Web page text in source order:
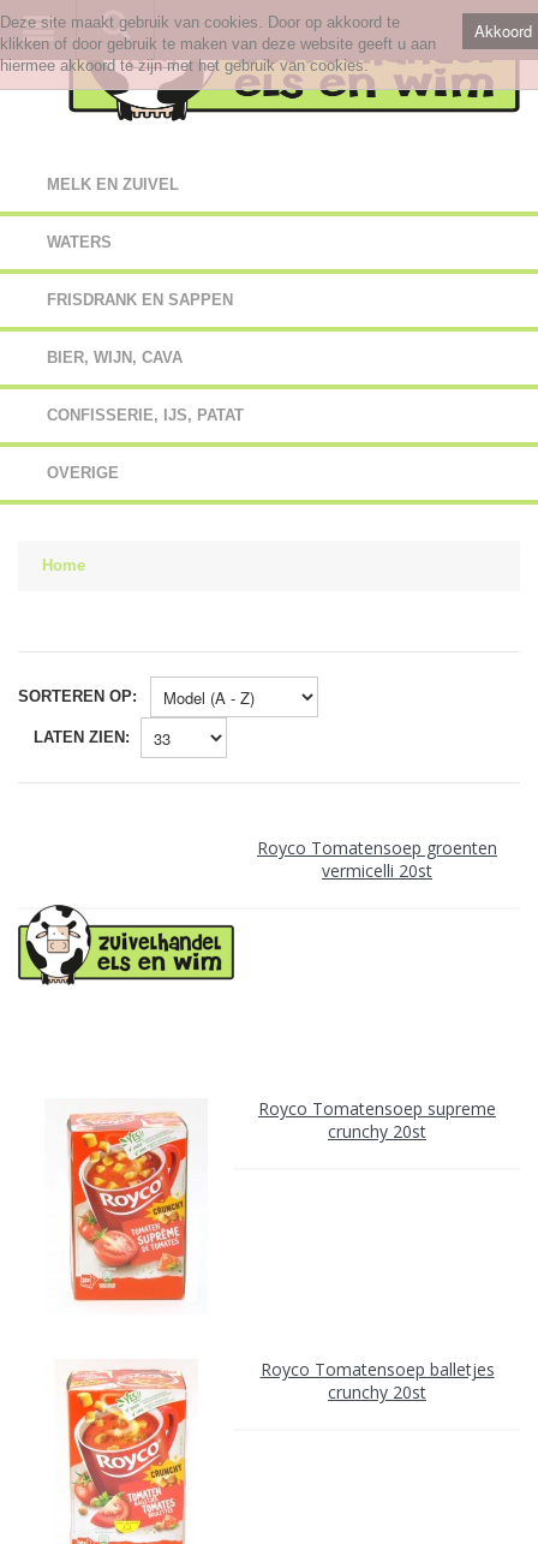
MELK EN ZUIVEL
WATERS
FRISDRANK EN SAPPEN
BIER, WIJN, CAVA
CONFISSERIE, IJS, PATAT
OVERIGE
Home
SORTEREN OP:
LATEN ZIEN:
Royco Tomatensoep groenten
vermicelli 20st
Royco Tomatensoep supreme
crunchy 20st
Royco Tomatensoep balletjes
crunchy 20st
Akkoord
Deze site maakt gebruik van cookies. Door op akkoord te
klikken of door gebruik te maken van deze website geeft u aan
hiermee akkoord te zijn met het gebruik van cookies.